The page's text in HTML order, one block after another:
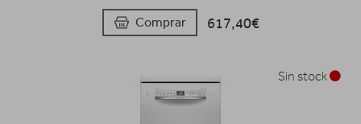
Comprar 617,40€
Sin stock